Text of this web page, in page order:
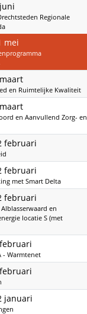
Regionale
mei
2026
en Ruimtelijke Kwaliteit
2026
en Aanvullend Zorg- en
februari
februari
met Smart Delta
februari
en
locatie S (met
- Warmtenet
januari